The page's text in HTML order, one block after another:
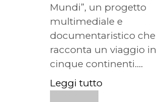
Mundi”, un progetto
multimediale e
documentaristico che
racconta un viaggio in
cinque continenti....
Leggi tutto